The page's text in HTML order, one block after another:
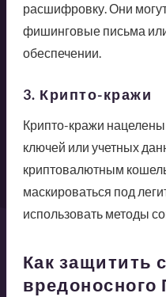
расшифровку. Они
фишинговые письма
обеспечении.
3. Крипто-кражи
Крипто-кражи
ключей или учетных
криптовалютным
маскироваться под
использовать методы
Как защитить
вредоносного